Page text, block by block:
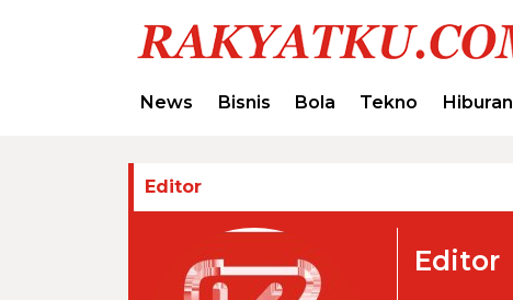
News Bisnis Bola Tekno Hiburan
Editor
Editor